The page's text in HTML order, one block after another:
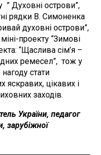
” Духовні острови”,
рядки В. Симоненка
духовні острови”,
проекту “Зимові
“Щаслива сім’я –
ремесел”, тож у
стати
цікавих і
заходів.
України, педагог
зарубіжної